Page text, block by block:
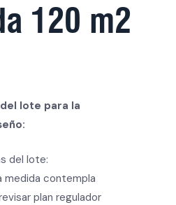
120 m2
lote para la
del lote:
medida contempla
plan regulador